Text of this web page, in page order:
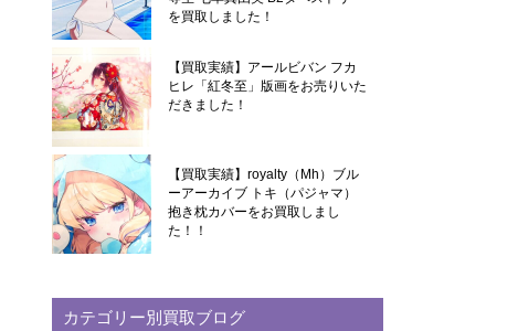
を買取しました！
【買取実績】アールビバン フカ
ヒレ「紅冬至」版画をお売りいた
だきました！
【買取実績】royalty（Mh）ブル
ーアーカイブ トキ（パジャマ）
抱き枕カバーをお買取しまし
た！！
カテゴリー別買取ブログ